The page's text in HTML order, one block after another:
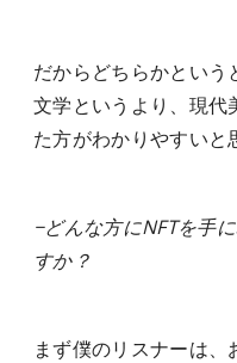
だからどちらかとい
文学というより、現代
た方がわかりやすいと
−どんな方にNFTを手
すか？
まず僕のリスナーは